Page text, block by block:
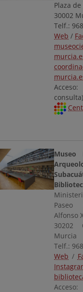
Plaza
30002
Telf.:
Web /
consulta)
Museo
Paseo
Alfonso
30202
Murcia
Telf.:
Web /